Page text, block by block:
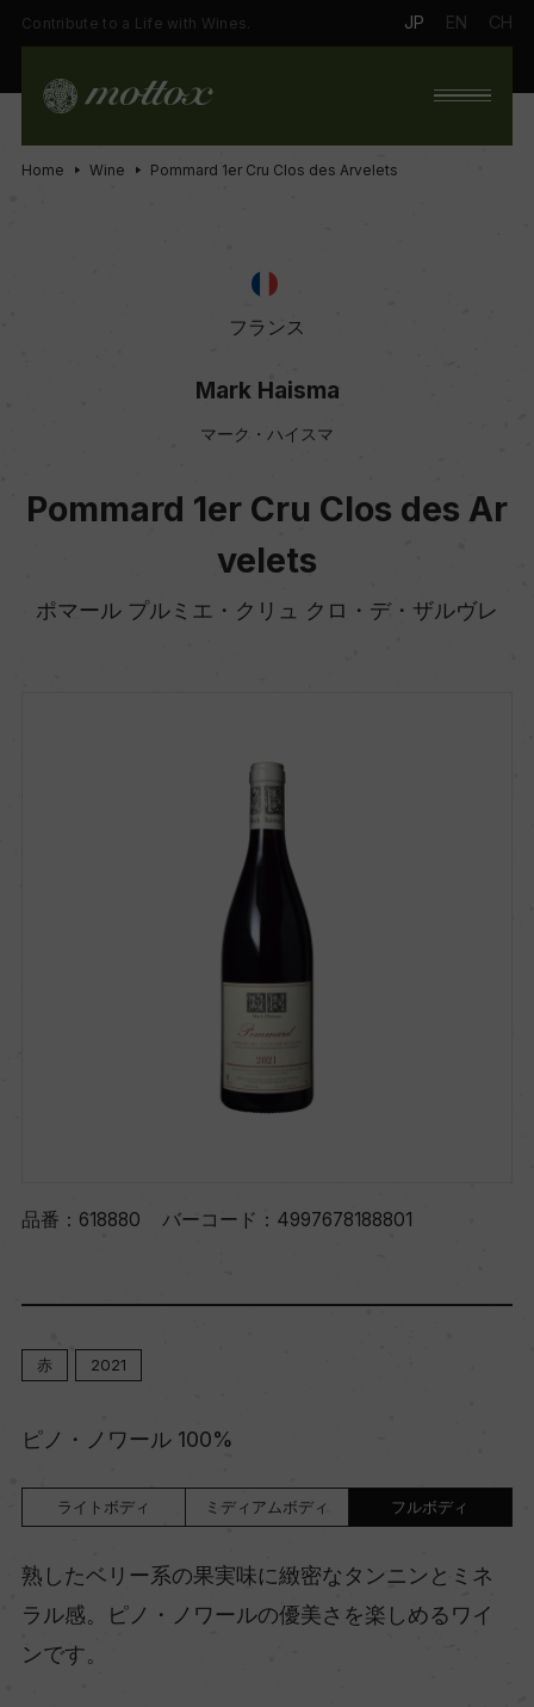
Contribute to a Life with Wines. JP EN CH
Home Wine Pommard 1er Cru Clos des Arvelets
フランス
Mark Haisma
マーク・ハイスマ
Pommard 1er Cru Clos des Ar
velets
ポマール プルミエ・クリュ クロ・デ・ザルヴレ
品番： 618880 バーコード： 4997678188801
赤 2021
ピノ・ノワール 100%
ライトボディ ミディアムボディ フルボディ
熟したベリー系の果実味に緻密なタンニンとミネ
ラル感。ピノ・ノワールの優美さを楽しめるワイ
ンです。